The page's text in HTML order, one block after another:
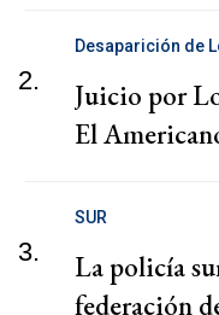
2.
Desaparición de
Juicio por
El
3.
SUR
La policía
federación